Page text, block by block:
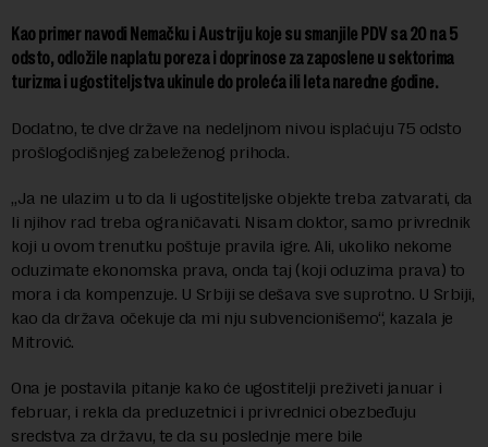
Kao primer navodi Nemačku i Austriju koje su smanjile PDV sa 20 na 5
odsto, odložile naplatu poreza i doprinose za zaposlene u sektorima
turizma i ugostiteljstva ukinule do proleća ili leta naredne godine.
Dodatno, te dve države na nedeljnom nivou isplaćuju 75 odsto
prošlogodišnjeg zabeleženog prihoda.
„Ja ne ulazim u to da li ugostiteljske objekte treba zatvarati, da
li njihov rad treba ograničavati. Nisam doktor, samo privrednik
koji u ovom trenutku poštuje pravila igre. Ali, ukoliko nekome
oduzimate ekonomska prava, onda taj (koji oduzima prava) to
mora i da kompenzuje. U Srbiji se dešava sve suprotno. U Srbiji,
kao da država očekuje da mi nju subvencionišemo“, kazala je
Mitrović.
Ona je postavila pitanje kako će ugostitelji preživeti januar i
februar, i rekla da preduzetnici i privrednici obezbeđuju
sredstva za državu, te da su poslednje mere bile